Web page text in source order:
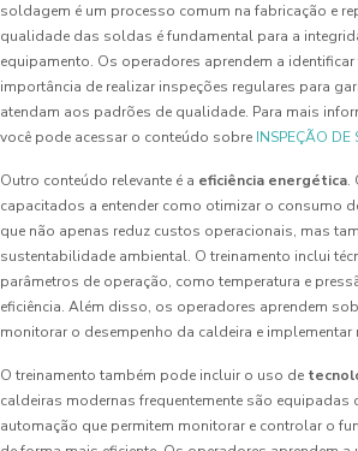
soldagem é um processo comum na fabricação e
qualidade das soldas é fundamental para a
equipamento. Os operadores aprendem a
importância de realizar inspeções regulares para
atendam aos padrões de qualidade. Para mais
você pode acessar o conteúdo sobre INSPEÇÃO DE
Outro conteúdo relevante é a eficiência energética.
capacitados a entender como otimizar o consumo
que não apenas reduz custos operacionais, mas
sustentabilidade ambiental. O treinamento inclui
parâmetros de operação, como temperatura e
eficiência. Além disso, os operadores aprendem
monitorar o desempenho da caldeira e
O treinamento também pode incluir o uso de
caldeiras modernas frequentemente são equipadas
automação que permitem monitorar e controlar o